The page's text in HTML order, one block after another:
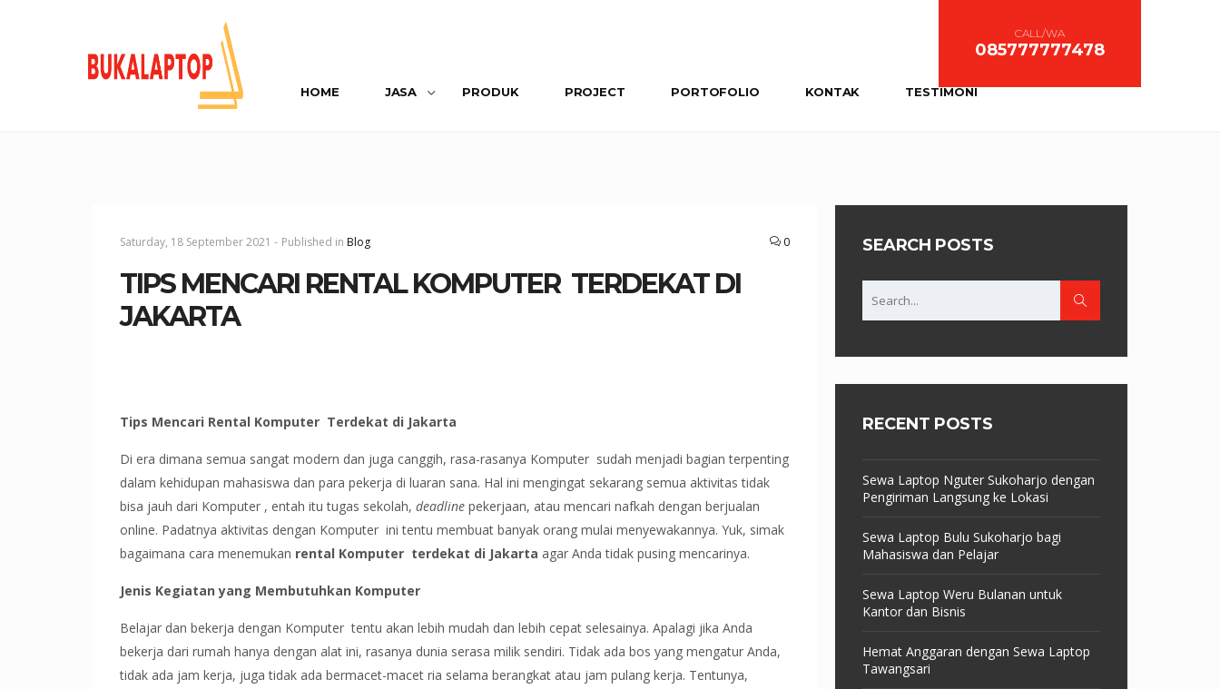
HOME JASA PRODUK PROJECT PORTOFOLIO KONTAK TESTIMONI
CALL/WA
085777777478
Saturday, 18 September 2021 - Published in Blog 0
TIPS MENCARI RENTAL KOMPUTER TERDEKAT DI
JAKARTA
Tips Mencari Rental Komputer Terdekat di Jakarta
Di era dimana semua sangat modern dan juga canggih, rasa-rasanya Komputer sudah menjadi bagian terpenting
dalam kehidupan mahasiswa dan para pekerja di luaran sana. Hal ini mengingat sekarang semua aktivitas tidak
bisa jauh dari Komputer , entah itu tugas sekolah, deadline pekerjaan, atau mencari nafkah dengan berjualan
online. Padatnya aktivitas dengan Komputer ini tentu membuat banyak orang mulai menyewakannya. Yuk, simak
bagaimana cara menemukan rental Komputer terdekat di Jakarta agar Anda tidak pusing mencarinya.
Jenis Kegiatan yang Membutuhkan Komputer
Belajar dan bekerja dengan Komputer tentu akan lebih mudah dan lebih cepat selesainya. Apalagi jika Anda
bekerja dari rumah hanya dengan alat ini, rasanya dunia serasa milik sendiri. Tidak ada bos yang mengatur Anda,
tidak ada jam kerja, juga tidak ada bermacet-macet ria selama berangkat atau jam pulang kerja. Tentunya,
SEARCH POSTS
RECENT POSTS
Sewa Laptop Nguter Sukoharjo dengan
Pengiriman Langsung ke Lokasi
Sewa Laptop Bulu Sukoharjo bagi
Mahasiswa dan Pelajar
Sewa Laptop Weru Bulanan untuk
Kantor dan Bisnis
Hemat Anggaran dengan Sewa Laptop
Tawangsari